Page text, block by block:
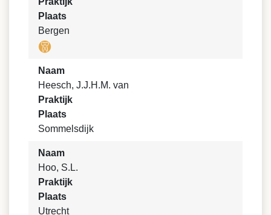
Plaats
Bergen
Naam
Heesch, J.J.H.M. van
Praktijk
Plaats
Sommelsdijk
Naam
Hoo, S.L.
Praktijk
Plaats
Utrecht